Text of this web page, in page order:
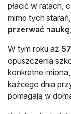
płacić w ratach,
mimo tych starań,
przerwać naukę
W tym roku aż
opuszczenia
konkretne
każdego dnia
pomagają w